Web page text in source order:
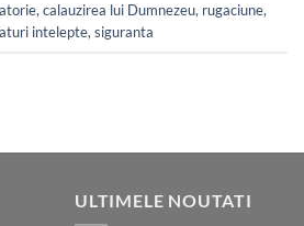
, calauzirea lui Dumnezeu, rugaciune,
intelepte, siguranta
ULTIMELE NOUTATI